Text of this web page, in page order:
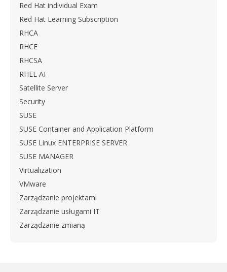
Red Hat individual Exam
Red Hat Learning Subscription
RHCA
RHCE
RHCSA
RHEL AI
Satellite Server
Security
SUSE
SUSE Container and Application Platform
SUSE Linux ENTERPRISE SERVER
SUSE MANAGER
Virtualization
VMware
Zarządzanie projektami
Zarządzanie usługami IT
Zarządzanie zmianą